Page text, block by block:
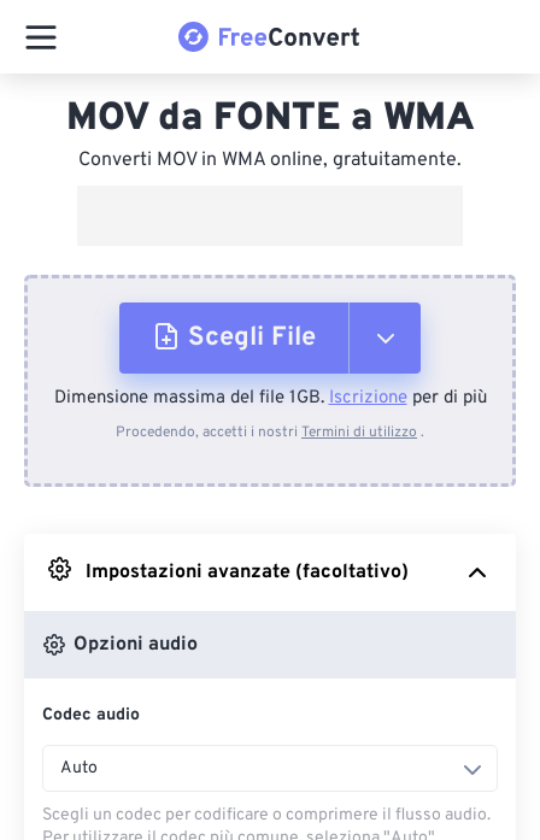
MOV da FONTE a WMA
Converti MOV in WMA online, gratuitamente.
Scegli File
Dal dispositivo
Da Google Drive
Dimensione massima del file 1GB.Iscrizioneper di più
Procedendo, accetti i nostri Termini di utilizzo .
Impostazioni avanzate (facoltativo)
Opzioni audio
Codec audio
Auto
Scegli un codec per codificare o comprimere il flusso audio.